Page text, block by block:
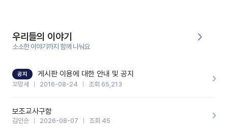
을 많이 하는데,꼬망봇 덕분에 고민하는 시간을 줄이고 학부모님을
안심시킬 수 있었습니다.이 부분은 꼬망봇이 추가로 알려준 응대 tip
입니다.학부모님께 전화를 드리기 전에, 내용을 숙지하여 좀 더 전문
성 있는 교사가 되어 대화를 나눌 수 있었습니다.꼬망세 AI학부모 응
기능을 개발해 주셔서 감사합니다.
우리들의 이야기
소소한 이야기까지 함께 나눠요
공지 게시판 이용에 대한 안내 및 공지
꼬망세 2016-08-24 조회 65,213
보조교사구함
김인순 2026-08-07 조회 45